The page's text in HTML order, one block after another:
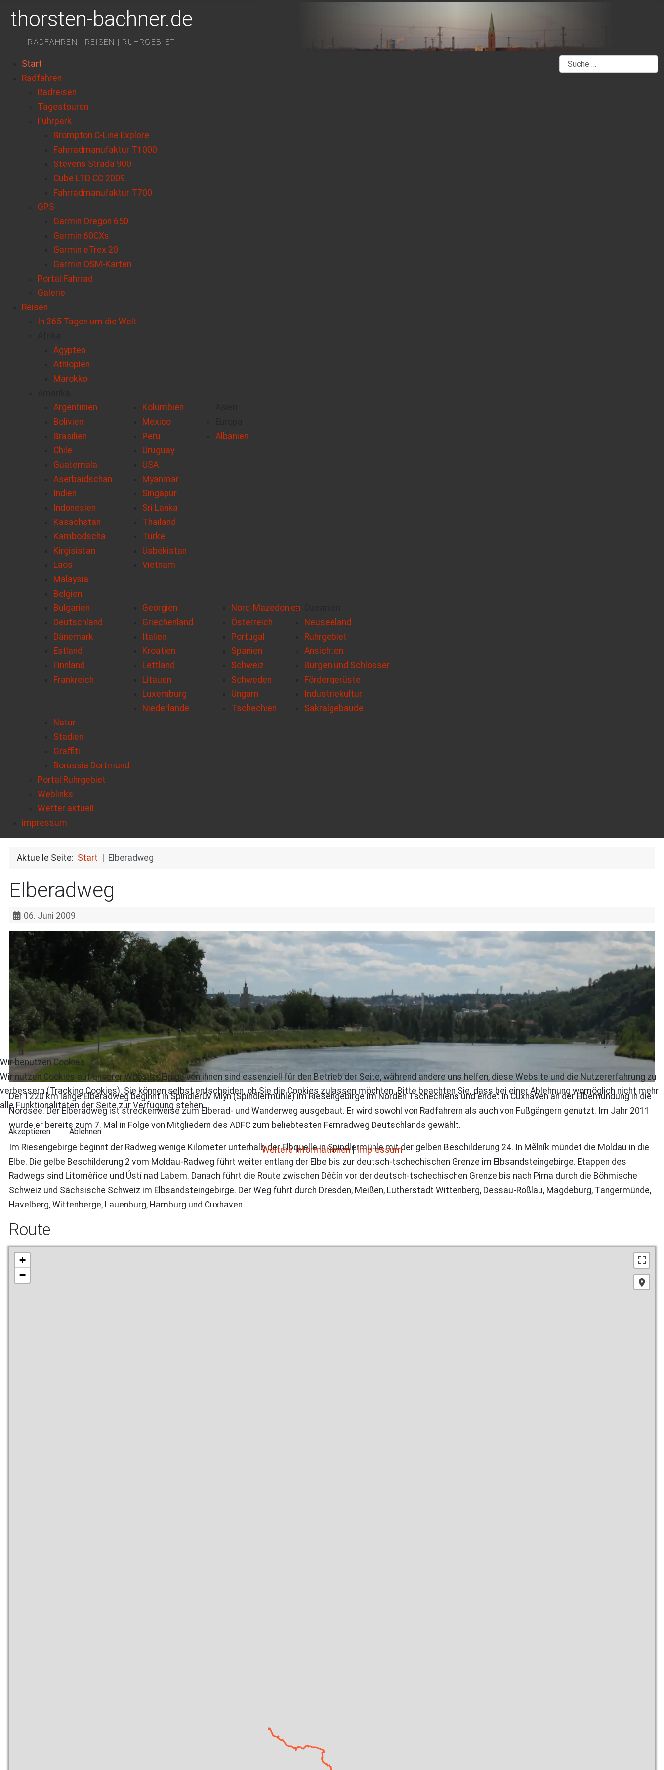
thorsten-bachner.de
RADFAHREN | REISEN | RUHRGEBIET
Start
Radfahren
Radreisen
Tagestouren
Fuhrpark
Brompton C-Line Explore
Fahrradmanufaktur T1000
Stevens Strada 900
Cube LTD CC 2009
Fahrradmanufaktur T700
GPS
Garmin Oregon 650
Garmin 60CXs
Garmin eTrex 20
Garmin OSM-Karten
Portal:Fahrrad
Galerie
Reisen
In 365 Tagen um die Welt
Ägypten
Äthiopien
Marokko
Argentinien
Bolivien
Brasilien
Chile
Guatemala
Kolumbien
Mexico
Peru
Uruguay
USA
Aserbaidschan
Indien
Indonesien
Kasachstan
Kambodscha
Kirgisistan
Laos
Malaysia
Myanmar
Singapur
Sri Lanka
Thailand
Türkei
Usbekistan
Vietnam
Albanien
Belgien
Bulgarien
Deutschland
Dänemark
Estland
Finnland
Frankreich
Georgien
Griechenland
Italien
Kroatien
Lettland
Litauen
Luxemburg
Niederlande
Nord-Mazedonien
Österreich
Portugal
Spanien
Schweiz
Schweden
Ungarn
Tschechien
Neuseeland
Ruhrgebiet
Ansichten
Burgen und Schlösser
Fördergerüste
Industriekultur
Sakralgebäude
Natur
Stadien
Graffiti
Borussia Dortmund
Portal:Ruhrgebiet
Weblinks
Wetter aktuell
impressum
Suchen
Aktuelle Seite: Start Elberadweg
Elberadweg
06. Juni 2009
Der 1220 km lange Elberadweg beginnt in Špindlerův Mlýn (Spindlermühle) im Riesengebirge im Norden Tschechiens und endet in Cuxhaven an der Elbemündung in die
Nordsee. Der Elberadweg ist streckenweise zum Elberad- und Wanderweg ausgebaut. Er wird sowohl von Radfahrern als auch von Fußgängern genutzt. Im Jahr 2011
wurde er bereits zum 7. Mal in Folge von Mitgliedern des ADFC zum beliebtesten Fernradweg Deutschlands gewählt.
Im Riesengebirge beginnt der Radweg wenige Kilometer unterhalb der Elbquelle in Spindlermühle mit der gelben Beschilderung 24. In Mělník mündet die Moldau in die
Elbe. Die gelbe Beschilderung 2 vom Moldau-Radweg führt weiter entlang der Elbe bis zur deutsch-tschechischen Grenze im Elbsandsteingebirge. Etappen des
Radwegs sind Litoměřice und Ústí nad Labem. Danach führt die Route zwischen Děčín vor der deutsch-tschechischen Grenze bis nach Pirna durch die Böhmische
Schweiz und Sächsische Schweiz im Elbsandsteingebirge. Der Weg führt durch Dresden, Meißen, Lutherstadt Wittenberg, Dessau-Roßlau, Magdeburg, Tangermünde,
Havelberg, Wittenberge, Lauenburg, Hamburg und Cuxhaven.
Route
+
−
Wir benutzen Cookies
Wir nutzen Cookies auf unserer Website. Einige von ihnen sind essenziell für den Betrieb der Seite, während andere uns helfen, diese Website und die Nutzererfahrung zu
verbessern (Tracking Cookies). Sie können selbst entscheiden, ob Sie die Cookies zulassen möchten. Bitte beachten Sie, dass bei einer Ablehnung womöglich nicht mehr
alle Funktionalitäten der Seite zur Verfügung stehen.
Akzeptieren Ablehnen
Weitere Informationen|Impressum